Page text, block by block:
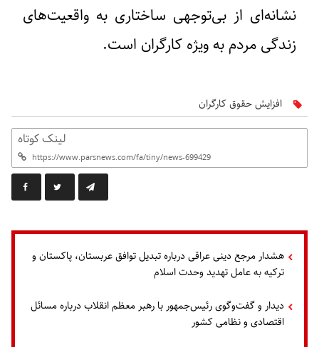
نشانه‌ای از بی‌توجهی ساختاری به واقعیت‌های
زندگی مردم به ویژه کارگران است.
افزایش حقوق کارگران
لینک کوتاه
هشدار مرجع دینی عراقی درباره تبدیل توافق عربستان، پاکستان و
ترکیه به عامل تهدید وحدت اسلام
دیدار و گفت‌وگوی رئیس‌جمهور با رهبر معظم انقلاب درباره مسائل
اقتصادی و نظامی کشور